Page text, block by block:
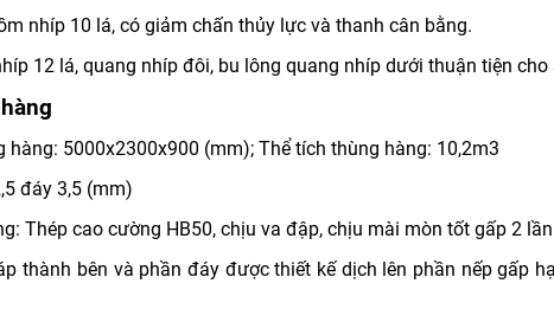
nhíp 10 lá, có giảm chấn thủy lực và thanh cân bằng.
12 lá, quang nhíp đôi, bu lông quang nhíp dưới thuận tiện
hàng: 5000x2300x900 (mm); Thể tích thùng hàng: 10,2m3
đáy 3,5 (mm)
Thép cao cường HB50, chịu va đập, chịu mài mòn tốt gấp 2
thành bên và phần đáy được thiết kế dịch lên phần nếp gấp